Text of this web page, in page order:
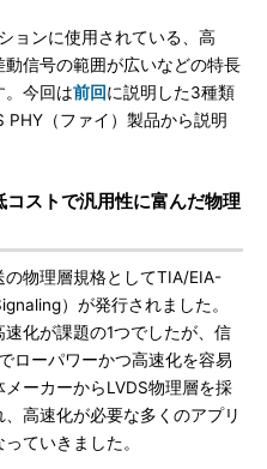
ョンに使用されている、高
信号の範囲が広いなどの特長
。今回は前回に説明した3種類
PHY（ファイ）製品から説明
ストで汎用性に富んだ物理
物理層規格としてTIA/EIA-
）が発行されました。
化が課題の1つでしたが、信
ローパワーかつ高速化を容易
ーカーからLVDS物理層を採
高速化が必要な多くのアプリ
ていきました。